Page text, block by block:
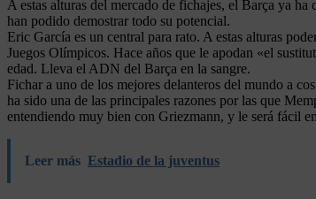
A estas alturas del mercado de fichajes, el Barça ya
han podido demostrar todo su potencial.
Eric García es un central para rato. A estas alturas
Juegos Olímpicos. Hace años que le apodan «el
edad. Lleva el ADN del Barça en la sangre.
Fichar a uno de los mejores delanteros del mundo a
ha sido una de las principales razones por las que
entendiendo muy bien con Griezmann, y le será fácil
Leer más Estadio de la juventus